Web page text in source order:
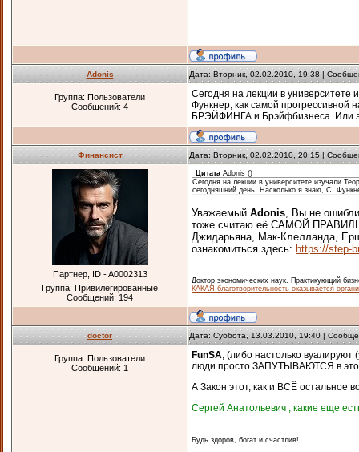
Adonis Дата: Вторник, 02.02.2010, 19:38 |
Группа: Пользователи
Сообщений: 4
Сегодня на лекции в университете
Функнер, как самой прогрессивной
БРЭЙФИНГА и Брэйфбизнеса. Или
Финансист Дата: Вторник, 02.02.2010, 20:15 |
Партнер, ID - A0002313
Группа: Привилегированные
Сообщений: 194
Цитата Adonis ()
Сегодня на лекции в университете изучали
сегодняшний день. Насколько я знаю, С.
Уважаемый Adonis, Вы не
тоже считаю её САМОЙ
Джидарьяна, Мак-Клелланда,
ознакомиться здесь: https://step-
Доктор экономических наук. Практикующий
КАКАЯ благотворительность оказывается
doctor Дата: Суббота, 13.03.2010, 19:40 |
Группа: Пользователи
Сообщений: 1
FunSA, (либо настолько
люди просто ЗАПУТЫВАЮТСЯ в
А Закон этот, как и ВСЁ остальное
Сергей Анатольевич , какие еще
Будь здоров, богат и счастлив!